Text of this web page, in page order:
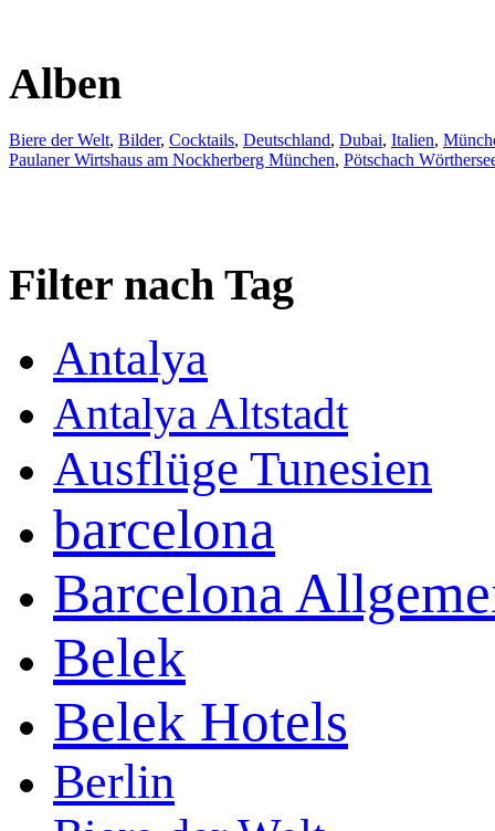
Alben
Biere der Welt, Bilder, Cocktails, Deutschland, Dubai, Italien,
Paulaner Wirtshaus am Nockherberg München, Pötschach
Filter nach Tag
Antalya
Antalya Altstadt
Ausflüge Tunesien
barcelona
Barcelona
Belek
Belek Hotels
Berlin